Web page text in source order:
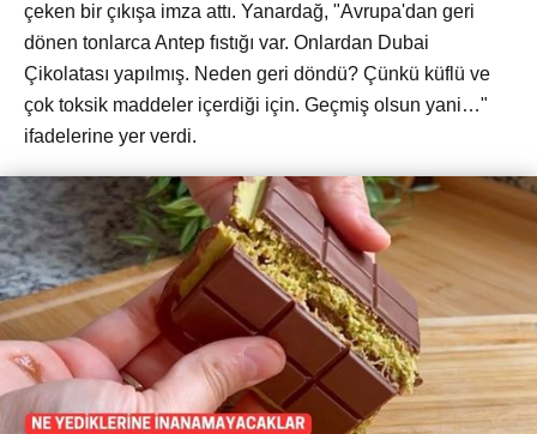
çeken bir çıkışa imza attı. Yanardağ, "Avrupa'dan geri
dönen tonlarca Antep fıstığı var. Onlardan Dubai
Çikolatası yapılmış. Neden geri döndü? Çünkü küflü ve
çok toksik maddeler içerdiği için. Geçmiş olsun yani…"
ifadelerine yer verdi.